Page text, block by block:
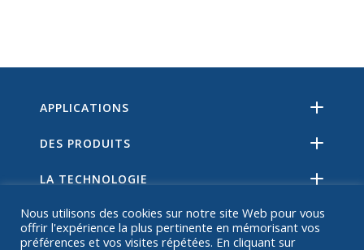
APPLICATIONS
DES PRODUITS
LA TECHNOLOGIE
RESSOURCES
Nous utilisons des cookies sur notre site Web pour vous
offrir l'expérience la plus pertinente en mémorisant vos
préférences et vos visites répétées. En cliquant sur